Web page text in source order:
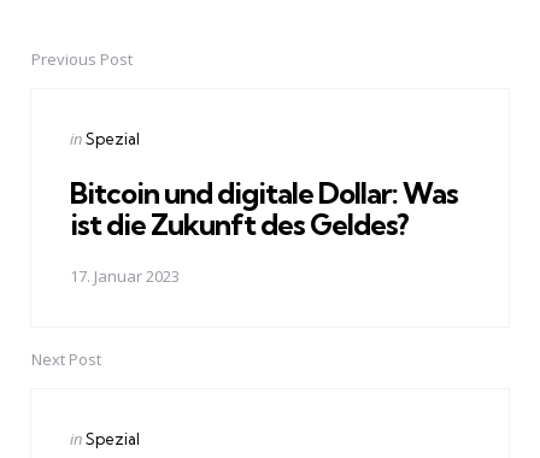
PostPrevious Post
Posted
inSpezial
Bitcoin und digitale Dollar: Was
ist die Zukunft des Geldes?
17. Januar 2023
Next Post
Posted
inSpezial